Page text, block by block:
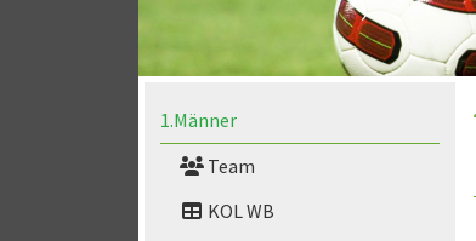
1.Männer
Team
KOL WB